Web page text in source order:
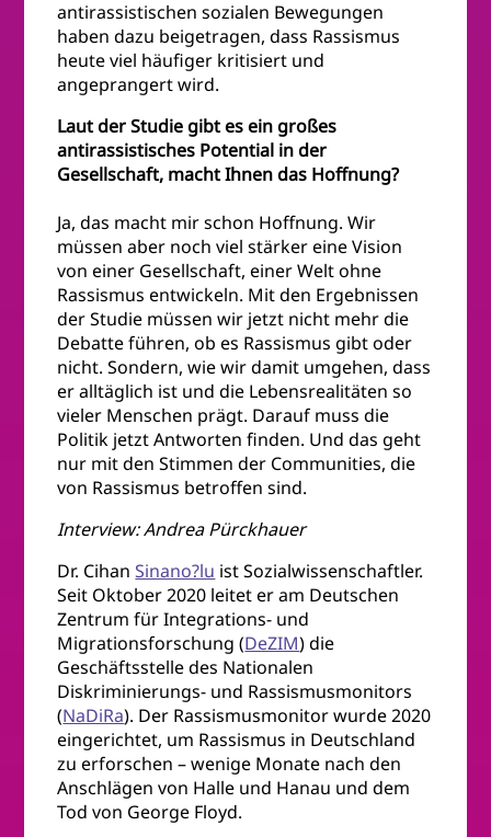
antirassistischen sozialen Bewegungen
haben dazu beigetragen, dass Rassismus
heute viel häufiger kritisiert und
angeprangert wird.
Laut der Studie gibt es ein großes
antirassistisches Potential in der
Gesellschaft, macht Ihnen das Hoffnung?
Ja, das macht mir schon Hoffnung. Wir
müssen aber noch viel stärker eine Vision
von einer Gesellschaft, einer Welt ohne
Rassismus entwickeln. Mit den Ergebnissen
der Studie müssen wir jetzt nicht mehr die
Debatte führen, ob es Rassismus gibt oder
nicht. Sondern, wie wir damit umgehen, dass
er alltäglich ist und die Lebensrealitäten so
vieler Menschen prägt. Darauf muss die
Politik jetzt Antworten finden. Und das geht
nur mit den Stimmen der Communities, die
von Rassismus betroffen sind.
Interview: Andrea Pürckhauer
Dr. CihanSinano?lu ist Sozialwissenschaftler.
Seit Oktober 2020 leitet er am Deutschen
Zentrum für Integrations- und
Migrationsforschung (DeZIM) die
Geschäftsstelle des Nationalen
Diskriminierungs- und Rassismusmonitors
(NaDiRa). Der Rassismusmonitor wurde 2020
eingerichtet, um Rassismus in Deutschland
zu erforschen – wenige Monate nach den
Anschlägen von Halle und Hanau und dem
Tod von George Floyd.